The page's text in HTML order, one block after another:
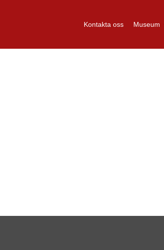
Kontakta oss Museum